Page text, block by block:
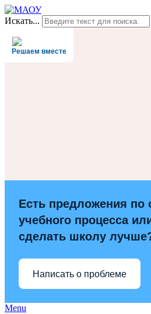
Искать...
Решаем вместе
Есть предложения по
учебного процесса
сделать школу
Написать о проблеме
Menu